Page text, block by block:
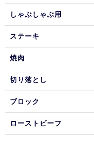
しゃぶしゃぶ用
ステーキ
焼肉
切り落とし
ブロック
ローストビーフ